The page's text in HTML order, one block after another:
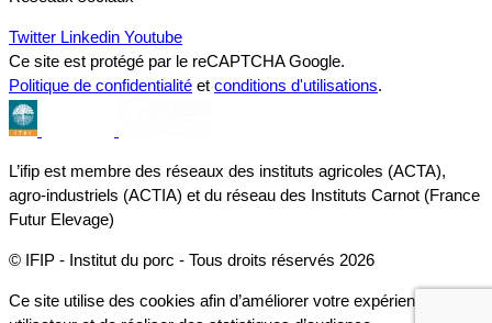
Twitter Linkedin Youtube
Ce site est protégé par le reCAPTCHA Google.
Politique de confidentialité et conditions d'utilisations.
L’ifip est membre des réseaux des instituts agricoles (ACTA),
agro-industriels (ACTIA) et du réseau des Instituts Carnot (France
Futur Elevage)
© IFIP - Institut du porc - Tous droits réservés 2026
Ce site utilise des cookies afin d’améliorer votre expérience